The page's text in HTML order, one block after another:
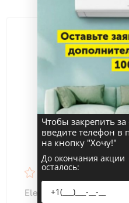
4.9 36
Electrolux EACS/I-
Чтобы закрепить
введите телефон
на кнопку "Хочу!"
До окончания акции
осталось: